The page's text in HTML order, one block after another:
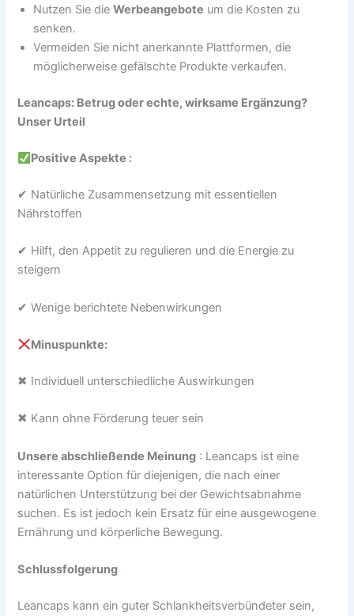
Nutzen Sie dieWerbeangebote um die Kosten zu
senken.
Vermeiden Sie nicht anerkannte Plattformen, die
möglicherweise gefälschte Produkte verkaufen.
Leancaps: Betrug oder echte, wirksame Ergänzung?
Unser Urteil
Positive Aspekte :
✔ Natürliche Zusammensetzung mit essentiellen
Nährstoffen
✔ Hilft, den Appetit zu regulieren und die Energie zu
steigern
✔ Wenige berichtete Nebenwirkungen
Minuspunkte:
✖ Individuell unterschiedliche Auswirkungen
✖ Kann ohne Förderung teuer sein
Unsere abschließende Meinung : Leancaps ist eine
interessante Option für diejenigen, die nach einer
natürlichen Unterstützung bei der Gewichtsabnahme
suchen. Es ist jedoch kein Ersatz für eine ausgewogene
Ernährung und körperliche Bewegung.
Schlussfolgerung
Leancaps kann ein guter Schlankheitsverbündeter sein,